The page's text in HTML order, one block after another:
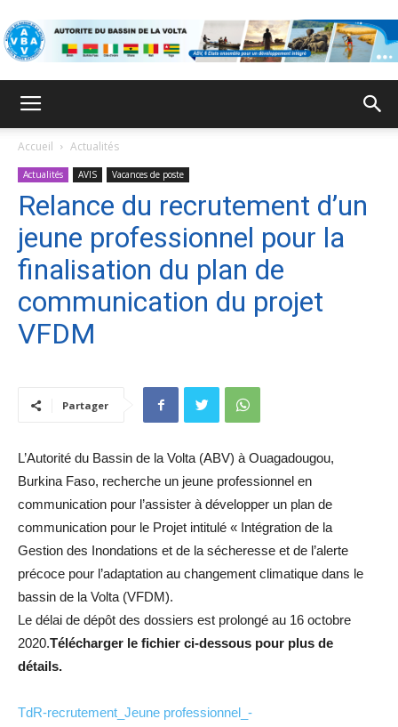
Accueil Actualités
Actualités AVIS Vacances de poste
Relance du recrutement d’un
jeune professionnel pour la
finalisation du plan de
communication du projet
VFDM
Partager
L’Autorité du Bassin de la Volta (ABV) à Ouagadougou,
Burkina Faso, recherche un jeune professionnel en
communication pour l’assister à développer un plan de
communication pour le Projet intitulé « Intégration de la
Gestion des Inondations et de la sécheresse et de l’alerte
précoce pour l’adaptation au changement climatique dans le
bassin de la Volta (VFDM).
Le délai de dépôt des dossiers est prolongé au 16 octobre
2020.Télécharger le fichier ci-dessous pour plus de
détails.
TdR-recrutement_Jeune professionnel_-